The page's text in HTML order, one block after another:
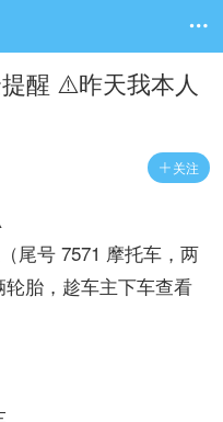

醒 ⚠️昨天我本人
 关注
尾号 7571 摩托车，两
胎，趁车主下车查看